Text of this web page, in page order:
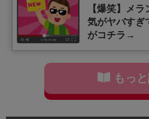
【爆笑】メ
気がヤバすぎ
がコチラ→
もっ